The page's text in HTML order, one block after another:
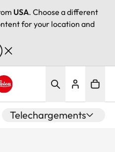
USA. Choose a different
for your location and
Telechargements